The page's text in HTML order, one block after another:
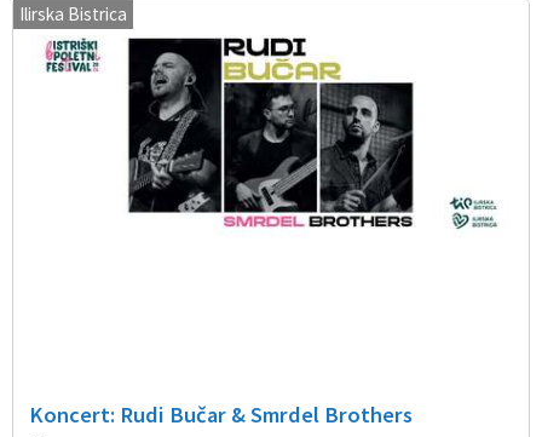
Ilirska Bistrica
Koncert: Rudi Bučar & Smrdel Brothers